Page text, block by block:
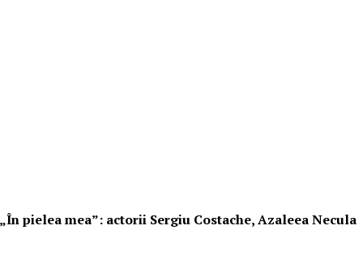
pielea mea”: actorii Sergiu Costache, Azaleea Necula